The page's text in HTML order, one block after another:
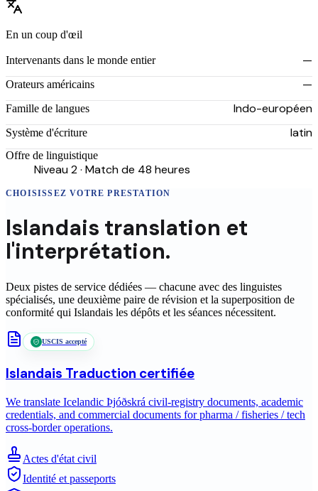
En un coup d'œil
Intervenants dans le monde entier —
Orateurs américains —
Famille de langues Indo-européen
Système d'écriture latin
Offre de linguistique
Niveau 2 · Match de 48 heures
CHOISISSEZ VOTRE PRESTATION
Islandais translation et
l'interprétation.
Deux pistes de service dédiées — chacune avec des linguistes
spécialisés, une deuxième paire de révision et la superposition de
conformité qui Islandais les dépôts et les séances nécessitent.
USCIS accepté
Islandais Traduction certifiée
We translate Icelandic Þjóðskrá civil-registry documents, academic
credentials, and commercial documents for pharma / fisheries / tech
cross-border operations.
Actes d'état civil
Identité et passeports